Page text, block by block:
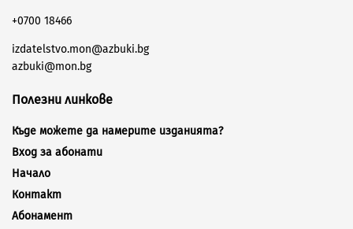
+0700 18466
izdatelstvo.mon@azbuki.bg
azbuki@mon.bg
Полезни линкове
Къде можете да намерите изданията?
Вход за абонати
Начало
Контакт
Абонамент